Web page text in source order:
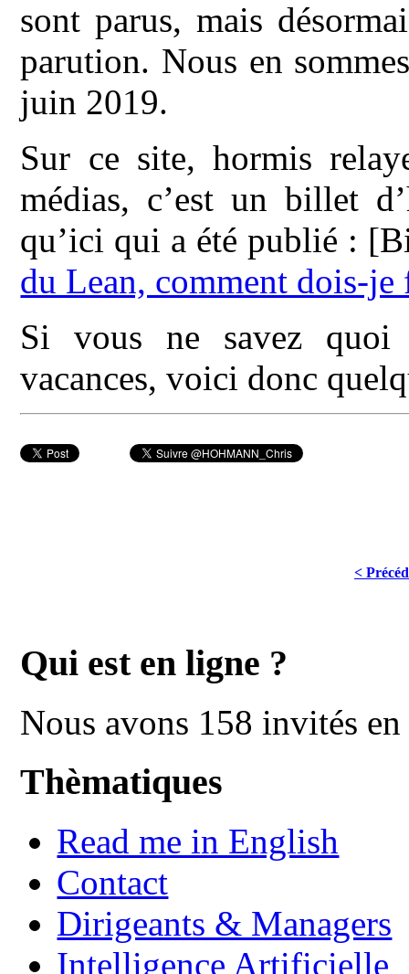
sont parus, mais
parution. Nous en
juin 2019.
Sur ce site, hormis
médias, c’est un billet
qu’ici qui a été publié :
du Lean, comment dois-je
Si vous ne savez
vacances, voici donc
<
Qui est en ligne ?
Nous avons 158 invités
Thèmatiques
Read me in English
Contact
Dirigeants & Managers
Intelligence Artificielle